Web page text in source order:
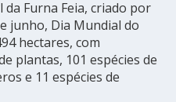
Furna Feia, criado por
junho, Dia Mundial do
hectares, com
plantas, 101 espécies de
e 11 espécies de